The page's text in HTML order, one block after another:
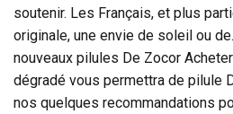
soutenir. Les Français, et plus
originale, une envie de soleil ou
nouveaux pilules De Zocor
dégradé vous permettra de pilule
nos quelques recommandations